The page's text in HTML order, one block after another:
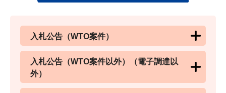
入札公告（WTO案件）
入札公告（WTO案件以外）（電子調達以
外）